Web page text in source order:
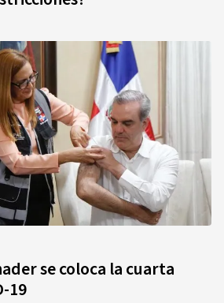
se coloca la cuarta
19